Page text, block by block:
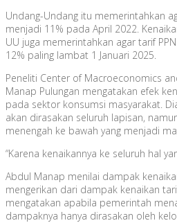
Undang-Undang itu memerintahkan
menjadi 11% pada April 2022.
UU juga memerintahkan agar tarif
12% paling lambat 1 Januari 2025.
Peneliti Center of Macroeconomics
Manap Pulungan mengatakan efek
pada sektor konsumsi masyarakat.
akan dirasakan seluruh lapisan,
menengah ke bawah yang menjadi
“Karena kenaikannya ke seluruh hal
Abdul Manap menilai dampak
mengerikan dari dampak kenaikan
mengatakan apabila pemerintah
dampaknya hanya dirasakan oleh